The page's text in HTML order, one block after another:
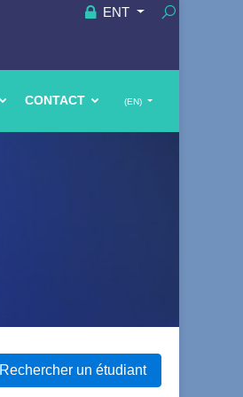
ENT
(EN)
CONTACT
Rechercher un étudiant